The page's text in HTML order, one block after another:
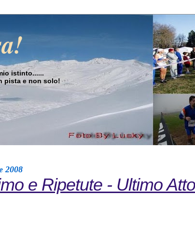
istinto......
pista e non solo!
2008
e Ripetute - Ultimo